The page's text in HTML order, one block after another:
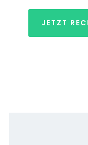
JETZT